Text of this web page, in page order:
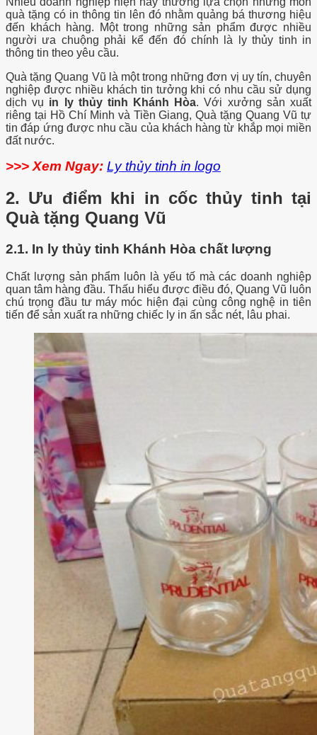
quà tặng có in thông tin lên đó nhằm quảng bá thương hiệu
đến khách hàng. Một trong những sản phẩm được nhiều
người ưa chuộng phải kể đến đó chính là ly thủy tinh in
thông tin theo yêu cầu.
Quà tặng Quang Vũ là một trong những đơn vị uy tín, chuyên
nghiệp được nhiều khách tin tưởng khi có nhu cầu sử dụng
dịch vụ in ly thủy tinh Khánh Hòa. Với xưởng sản xuất
riêng tại Hồ Chí Minh và Tiền Giang, Quà tặng Quang Vũ tự
tin đáp ứng được nhu cầu của khách hàng từ khắp mọi miền
đất nước.
>>> Xem Ngay: Ly thủy tinh in logo
2. Ưu điểm khi in cốc thủy tinh tại
Quà tặng Quang Vũ
2.1. In ly thủy tinh Khánh Hòa chất lượng
Chất lượng sản phẩm luôn là yếu tố mà các doanh nghiệp
quan tâm hàng đầu. Thấu hiểu được điều đó, Quang Vũ luôn
chú trọng đầu tư máy móc hiện đại cùng công nghệ in tiên
tiến để sản xuất ra những chiếc ly in ấn sắc nét, lâu phai.